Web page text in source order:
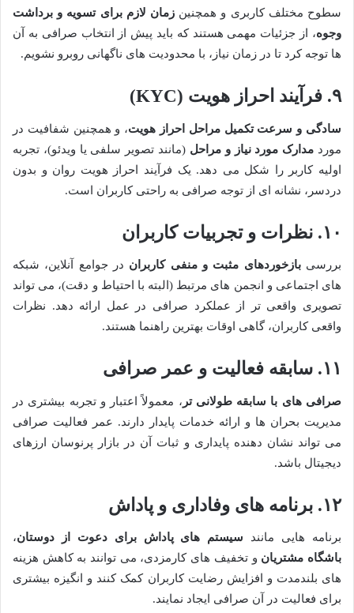
سطوح مختلف کاربری و همچنین زمان لازم برای تسویه و برداشت
وجوه، از جزئیات مهمی هستند که باید پیش از انتخاب صرافی به آن
ها توجه کرد تا در زمان نیاز، با محدودیت های ناگهانی روبرو نشویم.
۹. فرآیند احراز هویت (KYC)
سادگی و سرعت تکمیل مراحل احراز هویت، و همچنین شفافیت در
مورد مدارک مورد نیاز و مراحل (مانند تصویر سلفی یا ویدئو)، تجربه
اولیه کاربر را شکل می دهد. یک فرآیند احراز هویت روان و بدون
دردسر، نشانه ای از توجه صرافی به راحتی کاربران است.
۱۰. نظرات و تجربیات کاربران
بررسیبازخوردهای مثبت و منفی کاربران در جوامع آنلاین، شبکه
های اجتماعی و انجمن های مرتبط (البته با احتیاط و دقت)، می تواند
تصویری واقعی تر از عملکرد صرافی در عمل ارائه دهد. نظرات
واقعی کاربران، گاهی اوقات بهترین راهنما هستند.
۱۱. سابقه فعالیت و عمر صرافی
صرافی های با سابقه طولانی تر ، معمولاً اعتبار و تجربه بیشتری در
مدیریت بحران ها و ارائه خدمات پایدار دارند. عمر فعالیت صرافی
می تواند نشان دهنده پایداری و ثبات آن در بازار پرنوسان ارزهای
دیجیتال باشد.
۱۲. برنامه های وفاداری و پاداش
برنامه هایی مانند سیستم های پاداش برای دعوت از دوستان،
باشگاه مشتریان و تخفیف های کارمزدی، می توانند به کاهش هزینه
های بلندمدت و افزایش رضایت کاربران کمک کنند و انگیزه بیشتری
برای فعالیت در آن صرافی ایجاد نمایند.